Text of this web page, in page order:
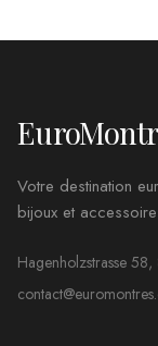
Votre destination
bijoux et
Hagenholzstrasse